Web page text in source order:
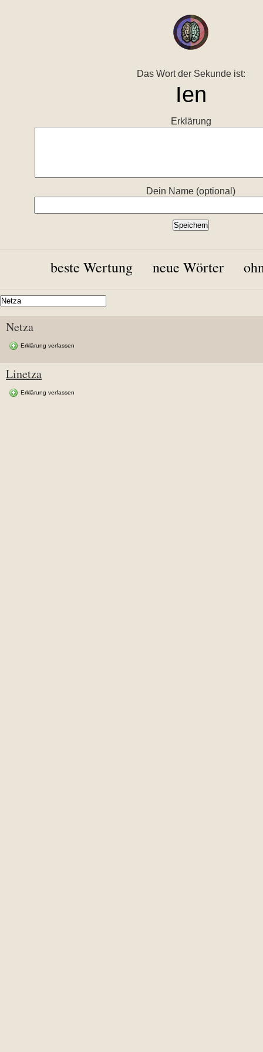
Das Wort der Sekunde ist:
Erklärung
Dein Name (optional)
beste Wertung neue Wörter
Netza
Erklärung verfassen
Linetza
Erklärung verfassen